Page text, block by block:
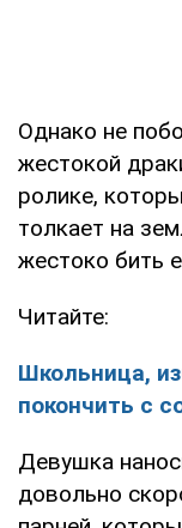
Однако не
жестокой
ролике,
толкает на
жестоко бить
Читайте:
Школьница,
покончить с
Девушка
довольно